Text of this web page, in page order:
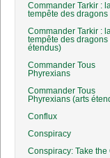
Commander Tarkir :
tempête des dragons
Commander Tarkir :
tempête des dragons
étendus)
Commander Tous
Phyrexians
Commander Tous
Phyrexians (arts
Conflux
Conspiracy
Conspiracy: Take the